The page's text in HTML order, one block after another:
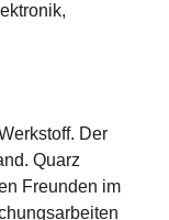
Der
Quarz
Freunden im